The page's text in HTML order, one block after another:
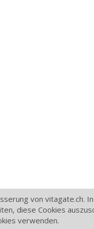
von vitagate.ch.
diese Cookies
verwenden.